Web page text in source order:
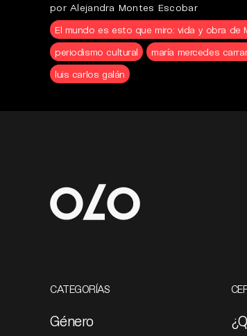
por Alejandra Montes Escobar
El mundo es esto que miro: vida y obra de
periodismo cultural
maría mercedes
luis carlos galán
CATEGORÍAS
Género